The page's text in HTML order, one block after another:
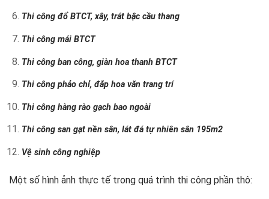
Thi công đổ BTCT, xây, trát bậc cầu thang
Thi công mái BTCT
Thi công ban công, giàn hoa thanh BTCT
Thi công phảo chỉ, đắp hoa văn trang trí
Thi công hàng rào gạch bao ngoài
Thi công san gạt nền sân, lát đá tự nhiên sân 195m2
Vệ sinh công nghiệp
Một số hình ảnh thực tế trong quá trình thi công phần thô: